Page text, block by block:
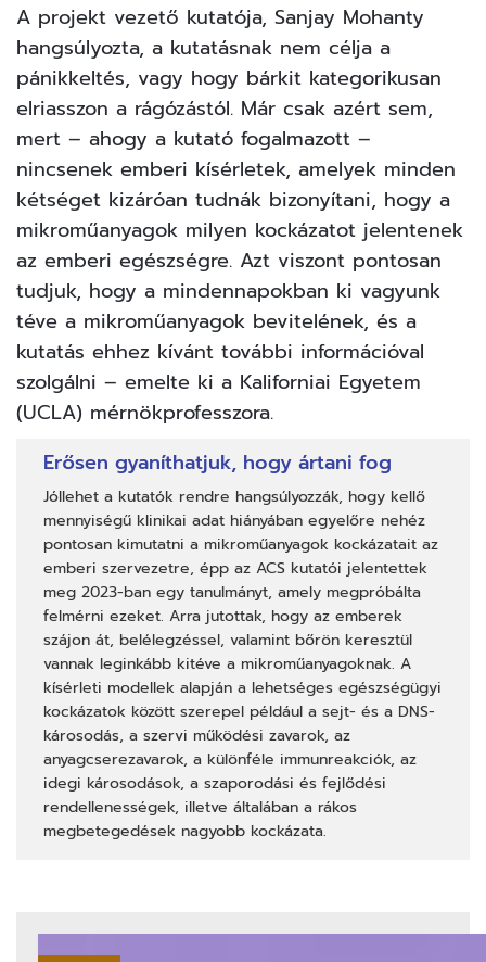
A projekt vezető kutatója, Sanjay Mohanty
hangsúlyozta, a kutatásnak nem célja a
pánikkeltés, vagy hogy bárkit kategorikusan
elriasszon a rágózástól. Már csak azért sem,
mert – ahogy a kutató fogalmazott –
nincsenek emberi kísérletek, amelyek minden
kétséget kizáróan tudnák bizonyítani, hogy a
mikroműanyagok milyen kockázatot jelentenek
az emberi egészségre. Azt viszont pontosan
tudjuk, hogy a mindennapokban ki vagyunk
téve a mikroműanyagok bevitelének, és a
kutatás ehhez kívánt további információval
szolgálni – emelte ki a Kaliforniai Egyetem
(UCLA) mérnökprofesszora.
Erősen gyaníthatjuk, hogy ártani fog
Jóllehet a kutatók rendre hangsúlyozzák, hogy kellő
mennyiségű klinikai adat hiányában egyelőre nehéz
pontosan kimutatni a mikroműanyagok kockázatait az
emberi szervezetre, épp az ACS kutatói jelentettek
meg 2023-ban egy tanulmányt, amely megpróbálta
felmérni ezeket. Arra jutottak, hogy az emberek
szájon át, belélegzéssel, valamint bőrön keresztül
vannak leginkább kitéve a mikroműanyagoknak. A
kísérleti modellek alapján a lehetséges egészségügyi
kockázatok között szerepel például a sejt- és a DNS-
károsodás, a szervi működési zavarok, az
anyagcserezavarok, a különféle immunreakciók, az
idegi károsodások, a szaporodási és fejlődési
rendellenességek, illetve általában a rákos
megbetegedések nagyobb kockázata.